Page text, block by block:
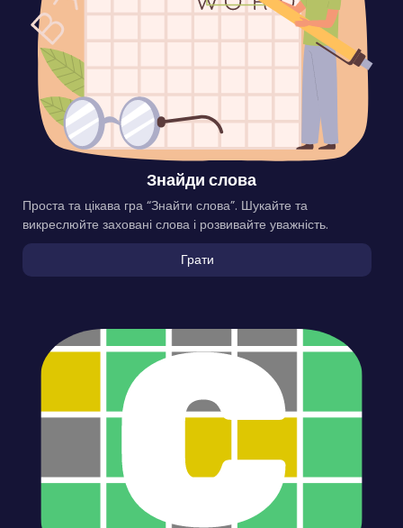
Знайди слова
Проста та цікава гра “Знайти слова”. Шукайте та
викреслюйте заховані слова і розвивайте уважність.
Грати